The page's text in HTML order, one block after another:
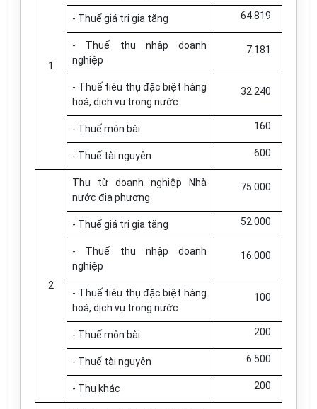
1
- Thuế giá trị gia tăng 64.819
- Thuế thu nhập doanh
nghiệp
7.181
- Thuế tiêu thụ đặc biệt hàng
hoá, dịch vụ trong nước
32.240
- Thuế môn bài 160
- Thuế tài nguyên 600
2
Thu từ doanh nghiệp Nhà
nước địa phương
75.000
- Thuế giá trị gia tăng 52.000
- Thuế thu nhập doanh
nghiệp
16.000
- Thuế tiêu thụ đặc biệt hàng
hoá, dịch vụ trong nước
100
- Thuế môn bài 200
- Thuế tài nguyên 6.500
- Thu khác 200